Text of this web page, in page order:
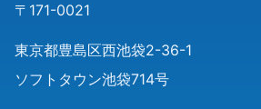
〒171-0021
東京都豊島区西池袋2-36-1
ソフトタウン池袋714号